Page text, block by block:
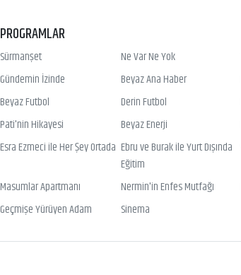
PROGRAMLAR
Sürmanşet Ne Var Ne Yok
Gündemin İzinde
Beyaz Ana Haber
Beyaz Futbol
Derin Futbol
Pati'nin Hikayesi
Beyaz Enerji
Esra Ezmeci ile Her Şey Ortada Ebru ve Burak ile Yurt Dışında
Eğitim
Masumlar Apartmanı Nermin'in Enfes Mutfağı
Geçmişe Yürüyen Adam
Sinema